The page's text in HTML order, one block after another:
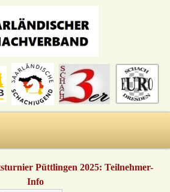
Püttlingen 2025: Teilnehmer-
Info